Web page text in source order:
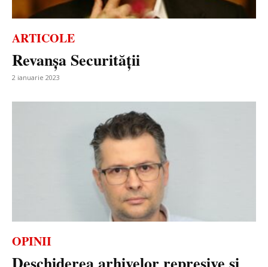
ARTICOLE
Revanșa Securității
2 ianuarie 2023
OPINII